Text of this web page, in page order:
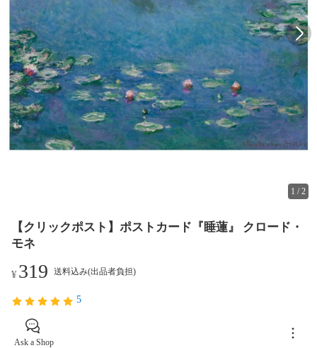
1 /2
【クリックポスト】ポストカード『睡蓮』 クロード・
モネ
¥319 送料込み(出品者負担)
5
Ask a Shop